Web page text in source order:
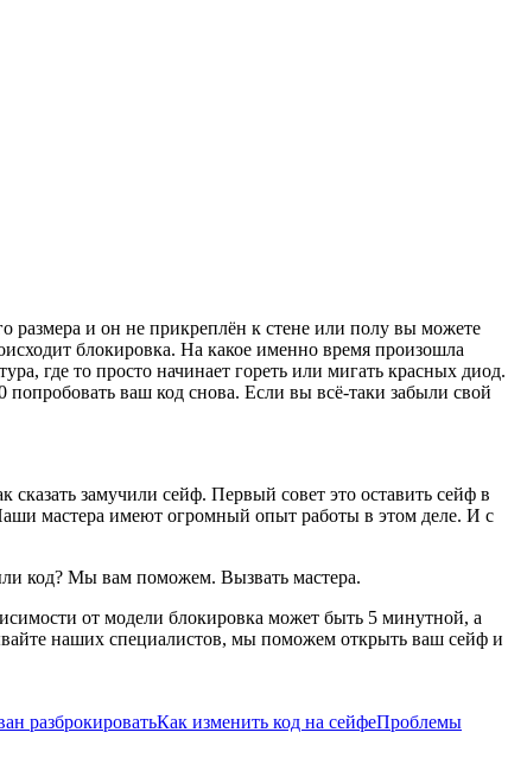
размера и он не прикреплён к стене или полу вы можете
блокировка. На какое именно время произошла
где то просто начинает гореть или мигать красных диод.
попробовать ваш код снова. Если вы всё-таки забыли свой
замучили сейф. Первый совет это оставить сейф в
мастера имеют огромный опыт работы в этом деле. И с
код? Мы вам поможем. Вызвать мастера.
от модели блокировка может быть 5 минутной, а
наших специалистов, мы поможем открыть ваш сейф и
разброкироватьКак изменить код на сейфеПроблемы